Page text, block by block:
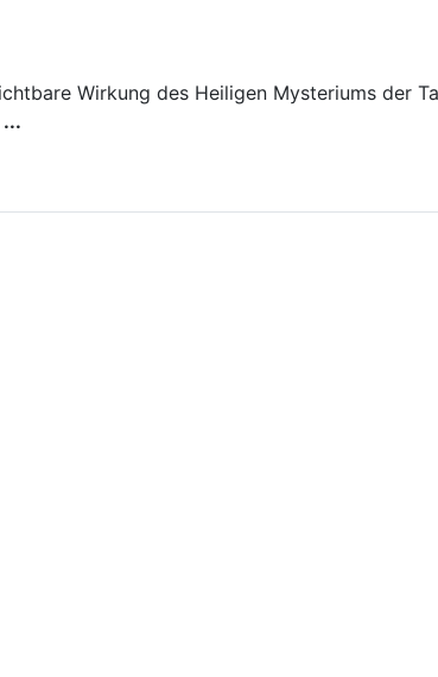
Wirkung des Heiligen Mysteriums der
...